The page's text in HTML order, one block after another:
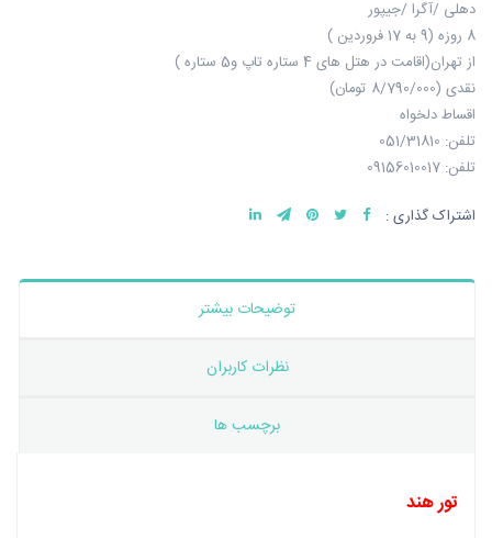
دهلی /آگرا /جیپور
8 روزه (9 به 17 فروردین )
از تهران(اقامت در هتل های 4 ستاره تاپ و5 ستاره )
نقدی (8/790/000 تومان)
اقساط دلخواه
تلفن: 051/31810
تلفن: 09156010017
اشتراک گذاری :
توضیحات بیشتر
نظرات کاربران
برچسب ها
تور هند